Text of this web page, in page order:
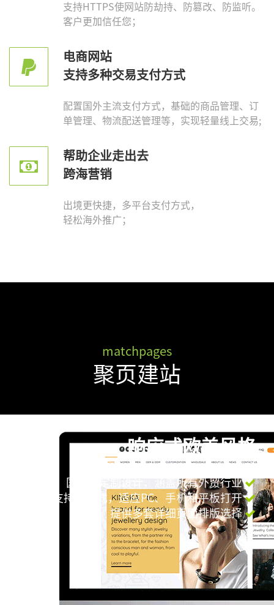
支持HTTPS使网站防劫持、防篡改、防监听。
客户更加信任您；
电商网站
支持多种交易支付方式
配置国外主流支付方式，基础的商品管理、订
单管理、物流配送管理等，实现轻量线上交易;
帮助企业走出去
跨海营销
出境更快捷，多平台支付方式，
轻松海外推广；
matchpages
聚页建站
轻松集成，代码安装
低成本开拓多语种市场
响应式欧美风格
国际化定制设计，涵盖所有外贸行业
支持响应式，适应PC、手机和平板打开
提供多套详细页面排版选择
轻松集成，代码安装
低成本开拓多语种市场